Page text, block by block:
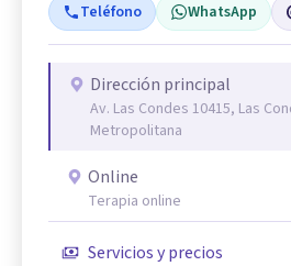
Teléfono WhatsApp
Dirección principal
Av. Las Condes 10415, Las
Metropolitana
Online
Terapia online
Servicios y precios